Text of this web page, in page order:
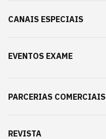
CANAIS ESPECIAIS
EVENTOS EXAME
PARCERIAS COMERCIAIS
REVISTA